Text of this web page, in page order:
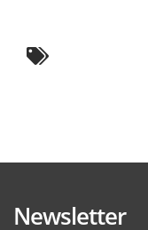
Newsletter